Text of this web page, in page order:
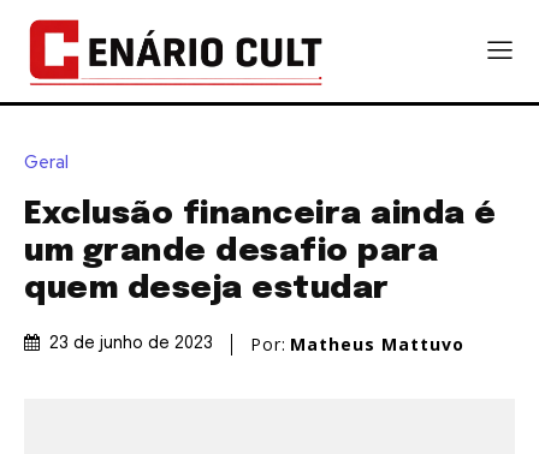
Geral
Exclusão financeira ainda é
um grande desafio para
quem deseja estudar
23 de junho de 2023 Por: Matheus Mattuvo